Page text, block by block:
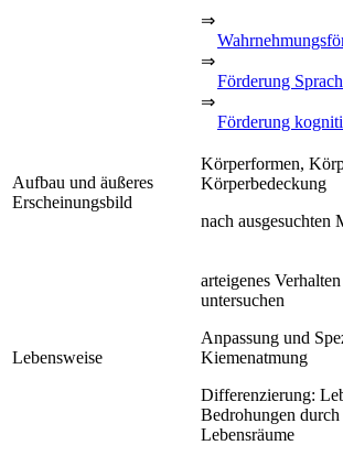
⇒
⇒
Förderung
⇒
Förderung
Aufbau und äußeres
Erscheinungsbild
Körperformen,
Körperbedeckung
nach ausgesuchten
Lebensweise
arteigenes
untersuchen
Anpassung und
Kiemenatmung
Differenzierung:
Bedrohungen durch
Lebensräume